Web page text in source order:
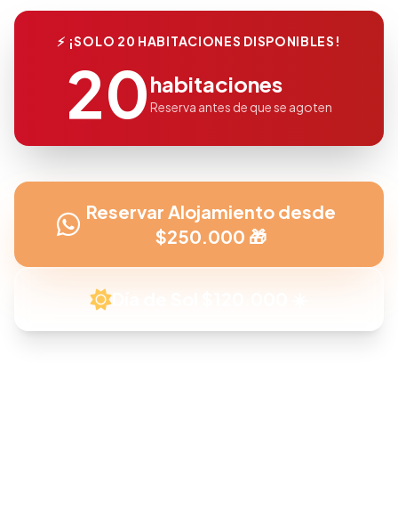
⚡ ¡SOLO 20 HABITACIONES DISPONIBLES!
20habitaciones
Reserva antes de que se agoten
Reservar Alojamiento desde
$250.000 🎁